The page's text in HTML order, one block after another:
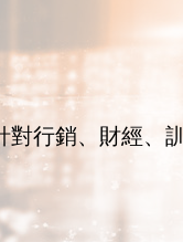
對行銷、財經、